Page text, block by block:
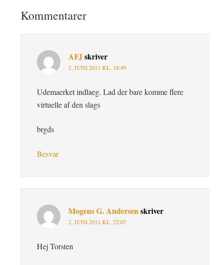
Kommentarer
AFJskriver
2. JUNI 2011 KL. 18:49
Udemaerket indlaeg. Lad der bare komme flere
virtuelle af den slags
brgds
Besvar
Mogens G. Andersenskriver
2. JUNI 2011 KL. 22:07
Hej Torsten